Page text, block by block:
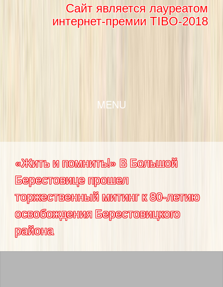
Сайт является лауреатом
интернет-премии TIBO-2018
MENU
«Жить и помнить!» В Большой
Берестовице прошел
торжественный митинг к 80-летию
освобождения Берестовицкого
района